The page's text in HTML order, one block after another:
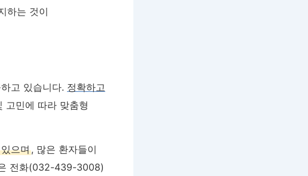
하는 것이
고 있습니다. 정확하고
고민에 따라 맞춤형
으며, 많은 환자들이
전화(032-439-3008)